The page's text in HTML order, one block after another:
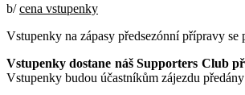
b/cena vstupenky
Vstupenky na zápasy předsezónní přípravy
Vstupenky dostane náš Supporters Club
Vstupenky budou účastníkům zájezdu